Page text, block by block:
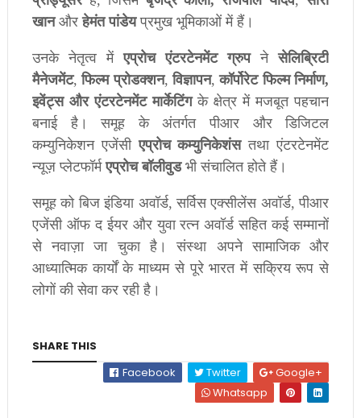
खान और हेमंत पांडेय प्रमुख भूमिकाओं में हैं।
उनके नेतृत्व में एप्रोच एंटरटेनमेंट ग्रुप ने
सेलिब्रिटी
मैनेजमेंट,फिल्म प्रोडक्शन,विज्ञापन,कॉर्पोरेट फिल्म निर्माण,
इवेंट्स और एंटरटेनमेंट मार्केटिंग के क्षेत्र में मजबूत पहचान
बनाई
है। समूह के अंतर्गत पीआर और
डिजिटल
कम्युनिकेशन एजेंसी एप्रोच कम्युनिकेशंस तथा एंटरटेनमेंट
न्यूज़ प्लेटफॉर्म एप्रोच बॉलीवुड भी संचालित होते हैं।
समूह को बिज इंडिया अवॉर्ड,सर्विस एक्सीलेंस अवॉर्ड,पीआर
एजेंसी ऑफ द ईयर और युवा रत्न अवॉर्ड सहित कई सम्मानों
से
नवाज़ा जा चुका है। संस्था अपने सामाजिक
और
आध्यात्मिक कार्यों के माध्यम से पूरे भारत में सक्रिय रूप से
लोगों की सेवा कर रही है।
SHARE THIS
Facebook
Twitter
Google+
Whatsapp